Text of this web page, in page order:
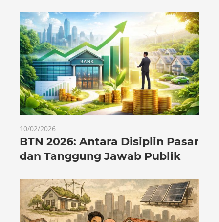
10/02/2026
BTN 2026: Antara Disiplin Pasar
dan Tanggung Jawab Publik